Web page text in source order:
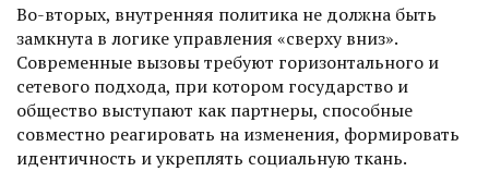
Во-вторых, внутренняя политика не должна быть
замкнута в логике управления «сверху вниз».
Современные вызовы требуют горизонтального и
сетевого подхода, при котором государство и
общество выступают как партнеры, способные
совместно реагировать на изменения, формировать
идентичность и укреплять социальную ткань.